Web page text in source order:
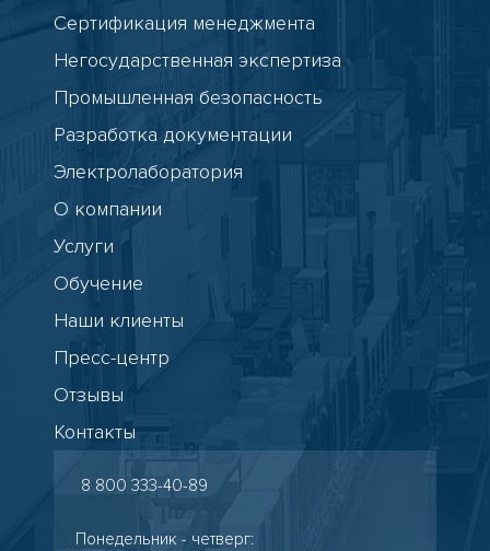
О компании
Услуги
Обучение
Наши клиенты
Пресс-центр
Отзывы
Контакты
8 800 333-40-89
Понедельник - четверг:
Сертификация менеджмента
Негосударственная экспертиза
Промышленная безопасность
Разработка документации
Электролаборатория